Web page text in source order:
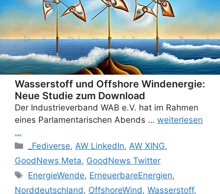
Wasserstoff und Offshore Windenergie:
Neue Studie zum Download
Der Industrieverband WAB e.V. hat im Rahmen
eines Parlamentarischen Abends … weiterlesen
…
Categories
_Fediverse,AW LinkedIn,AW XING,
GoodNews Meta, GoodNews Twitter
Tags
EnergieWende, ErneuerbareEnergien,
Norddeutschland, OffshoreWind, Wasserstoff,